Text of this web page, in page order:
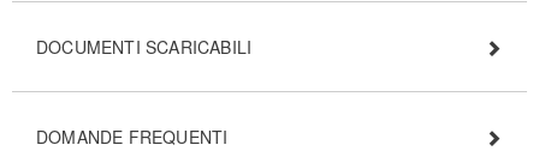
DOCUMENTI SCARICABILI
DOMANDE FREQUENTI